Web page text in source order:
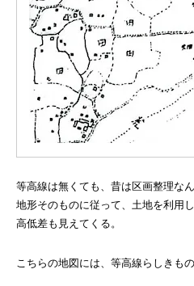
等高線は無くても、昔は区画整理な
地形そのものに従って、土地を利用
高低差も見えてくる。
こちらの地図には、等高線らしきもの